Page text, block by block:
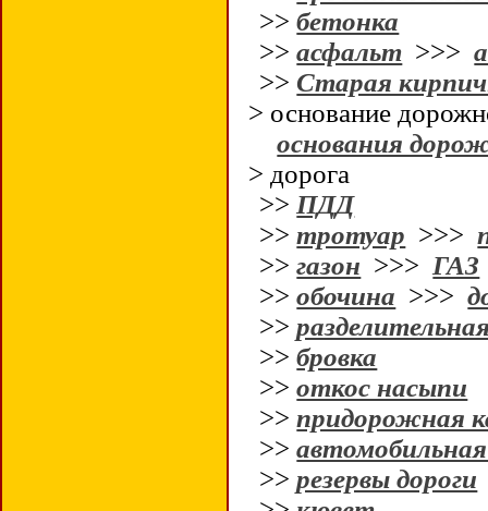
>>бетонка
>>асфальт >>>
>>Старая
> основание
основания
> дорога
>> ПДД
>>тротуар >>>
>>газон >>> ГАЗ
>>обочина >>>
>>
>>бровка
>>откос насыпи
>>придорожная
>>
>>резервы дороги